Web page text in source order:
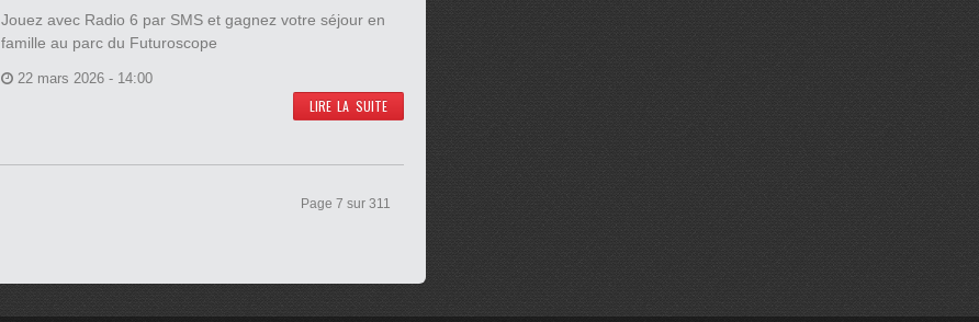
Jouez avec Radio 6 par SMS et gagnez votre séjour en
famille au parc du Futuroscope
22 mars 2026 - 14:00
LIRE LA SUITE
Page 7 sur 311